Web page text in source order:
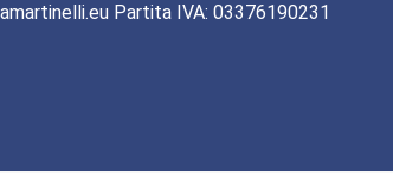
Partita IVA: 03376190231